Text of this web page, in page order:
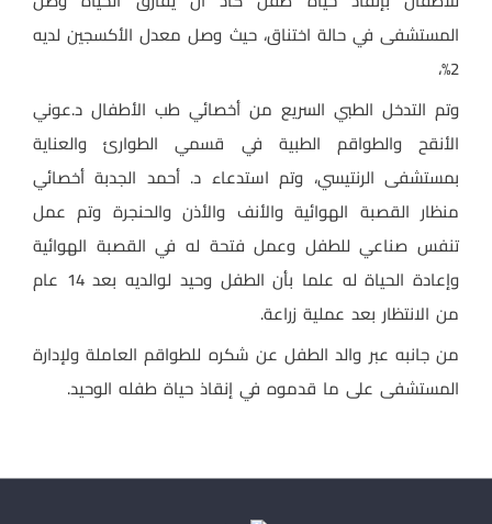
المستشفى في حالة اختناق، حيث وصل معدل الأكسجين لديه
2%،
وتم التدخل الطبي السريع من أخصائي طب الأطفال د.عوني
الأنقح والطواقم الطبية في قسمي الطوارئ والعناية
بمستشفى الرنتيسي، وتم استدعاء د. أحمد الجدبة أخصائي
منظار القصبة الهوائية والأنف والأذن والحنجرة وتم عمل
تنفس صناعي للطفل وعمل فتحة له في القصبة الهوائية
وإعادة الحياة له علما بأن الطفل وحيد لوالديه بعد 14 عام
من الانتظار بعد عملية زراعة.
من جانبه عبر والد الطفل عن شكره للطواقم العاملة ولإدارة
المستشفى على ما قدموه في إنقاذ حياة طفله الوحيد.